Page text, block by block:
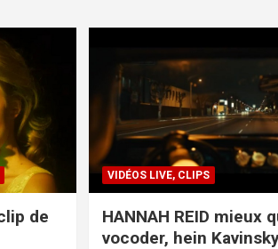
de
VIDÉOS LIVE, CLIPS
HANNAH REID mieux
vocoder, hein